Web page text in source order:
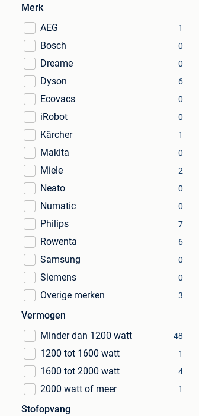
Merk
AEG
1
Bosch 0
Dreame 0
Dyson 6
Ecovacs 0
iRobot 0
Kärcher 1
Makita 0
Miele 2
Neato 0
Numatic 0
Philips 7
Rowenta 6
Samsung 0
Siemens 0
Overige merken 3
Vermogen
Minder dan 1200 watt
48
1200 tot 1600 watt 1
1600 tot 2000 watt 4
2000 watt of meer 1
Stofopvang